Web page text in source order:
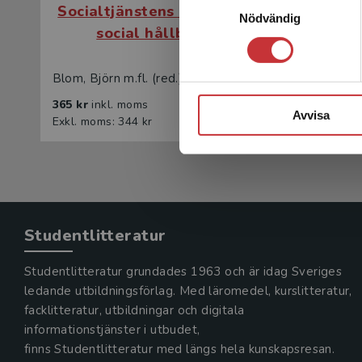
Nödvändig
Avvisa
Socialtjänstens arbete med
social hållbarhet
Blom, Björn m.fl. (red.)
365 kr inkl. moms
Exkl. moms: 344 kr
Blom,
Exkl.
Studentlitteratur
Studentlitteratur grundades 1963 och är idag Sveriges
ledande utbildningsförlag. Med läromedel, kurslitteratur,
facklitteratur, utbildningar och digitala
informationstjänster i utbudet,
finns Studentlitteratur med längs hela kunskapsresan.